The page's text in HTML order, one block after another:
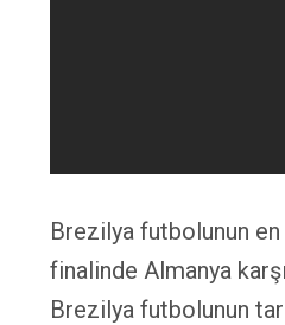
Brezilya futbolunun en
finalinde Almanya
Brezilya futbolunun